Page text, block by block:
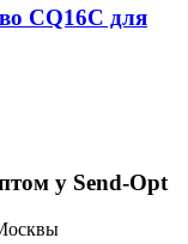
CQ16C для
у Send-Opt